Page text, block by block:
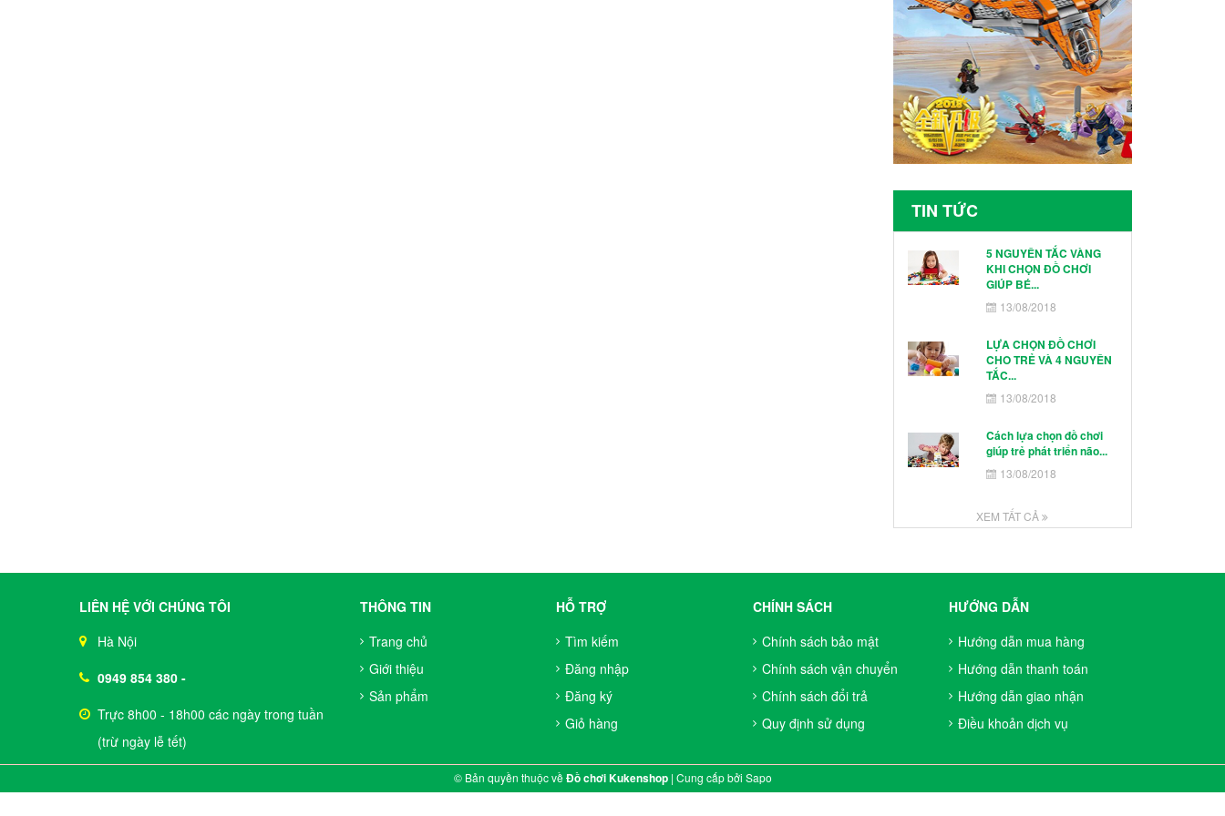
TIN TỨC
5 NGUYÊN TẮC VÀNG
KHI CHỌN ĐỒ CHƠI
GIÚP BÉ...
13/08/2018
LỰA CHỌN ĐỒ CHƠI
CHO TRẺ VÀ 4 NGUYÊN
TẮC...
13/08/2018
Cách lựa chọn đồ chơi
giúp trẻ phát triển não...
13/08/2018
XEM TẤT CẢ
LIÊN HỆ VỚI CHÚNG TÔI
Hà Nội
0949 854 380 -
Trực 8h00 - 18h00 các ngày trong tuần
(trừ ngày lễ tết)
THÔNG TIN
Trang chủ
Giới thiệu
Sản phẩm
HỖ TRỢ
Tìm kiếm
Đăng nhập
Đăng ký
Giỏ hàng
CHÍNH SÁCH
Chính sách bảo mật
Chính sách vận chuyển
Chính sách đổi trả
Quy định sử dụng
HƯỚNG DẪN
Hướng dẫn mua hàng
Hướng dẫn thanh toán
Hướng dẫn giao nhận
Điều khoản dịch vụ
© Bản quyền thuộc vềĐồ chơi Kukenshop| Cung cấp bởi Sapo